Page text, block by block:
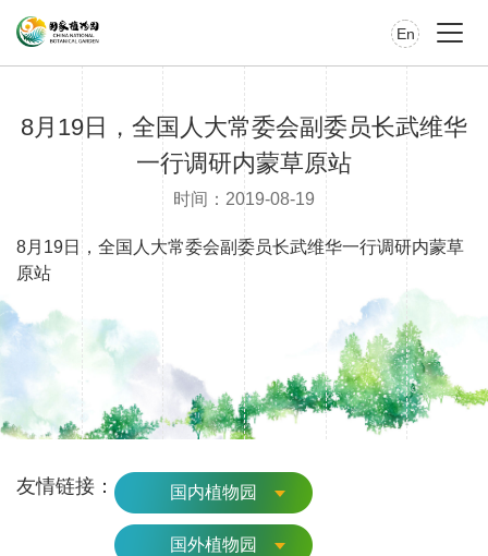
En
8月19日，全国人大常委会副委员长武维华
一行调研内蒙草原站
时间：2019-08-19
8月19日，全国人大常委会副委员长武维华一行调研内蒙草
原站
友情链接： 国内植物园
国外植物园